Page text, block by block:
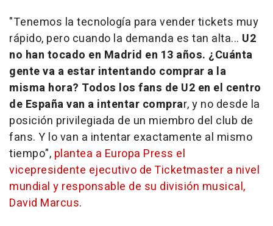
"Tenemos la tecnología para vender tickets muy
rápido, pero cuando la demanda es tan alta... U2
no han tocado en Madrid en 13 años. ¿Cuánta
gente va a estar intentando comprar a la
misma hora? Todos los fans de U2 en el centro
de España van a intentar comprar, y no desde la
posición privilegiada de un miembro del club de
fans. Y lo van a intentar exactamente al mismo
tiempo", plantea a Europa Press el
vicepresidente ejecutivo de Ticketmaster a nivel
mundial y responsable de su división musical,
David Marcus.